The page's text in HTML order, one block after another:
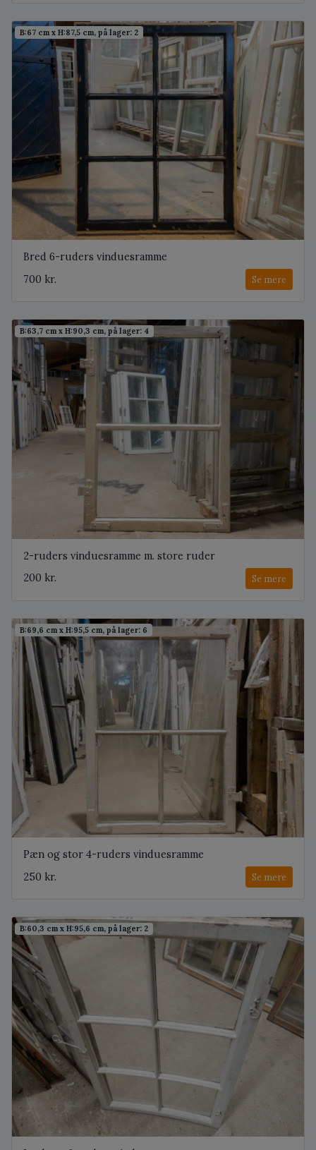
B:67 cm x H:87,5 cm, på lager: 2
Bred 6-ruders vinduesramme
700 kr.
Se mere
B:63,7 cm x H:90,3 cm, på lager: 4
2-ruders vinduesramme m. store ruder
200 kr.
Se mere
B:69,6 cm x H:95,5 cm, på lager: 6
Pæn og stor 4-ruders vinduesramme
250 kr.
Se mere
B:60,3 cm x H:95,6 cm, på lager: 2